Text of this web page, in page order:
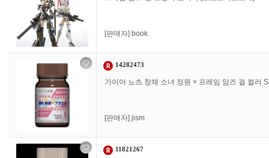
[판매자] book
14282473
가이아 노츠 창채 소녀 정원 × 프레임 암즈 걸 컬러
[판매자] jism
11821267